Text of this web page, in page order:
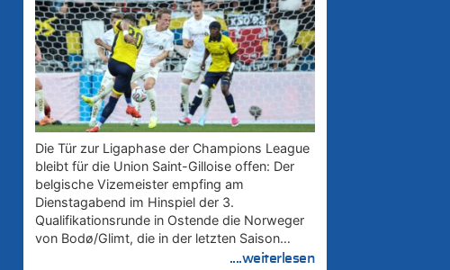
Die Tür zur Ligaphase der Champions League
bleibt für die Union Saint-Gilloise offen: Der
belgische Vizemeister empfing am
Dienstagabend im Hinspiel der 3.
Qualifikationsrunde in Ostende die Norweger
von Bodø/Glimt, die in der letzten Saison…
....weiterlesen